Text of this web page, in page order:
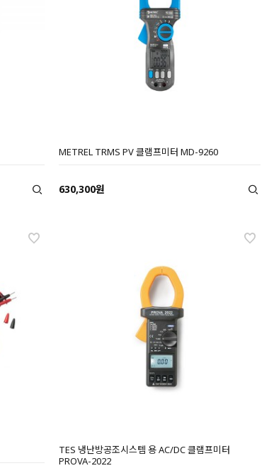
METREL TRMS PV 클램프미터 MD-9260
630,300원
TES 냉난방공조시스템 용 AC/DC 클램프미터
PROVA-2022